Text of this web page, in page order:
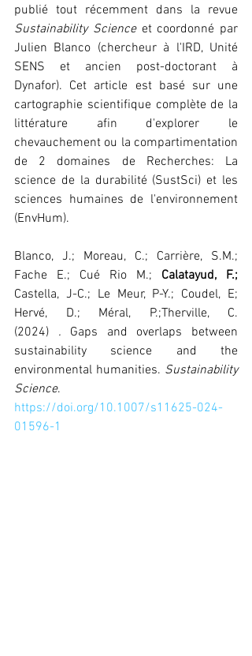
Sustainability Science et coordonné par
Julien Blanco (chercheur à l'IRD, Unité
SENS et ancien post-doctorant à
Dynafor). Cet article est basé sur une
cartographie scientifique complète de la
littérature afin d'explorer le
chevauchement ou la compartimentation
de 2 domaines de Recherches: La
science de la durabilité (SustSci) et les
sciences humaines de l'environnement
(EnvHum).
Blanco, J.; Moreau, C.; Carrière, S.M.;
Fache E.; Cué Rio M.;
Castella, J-C.; Le Meur, P-Y.; Coudel, E;
Hervé, D.; Méral, P.;Therville, C.
(2024) . Gaps and overlaps between
sustainability science and the
environmental humanities. Sustainability
Science
https://doi.org/10.1007/s11625-024-
01596-1